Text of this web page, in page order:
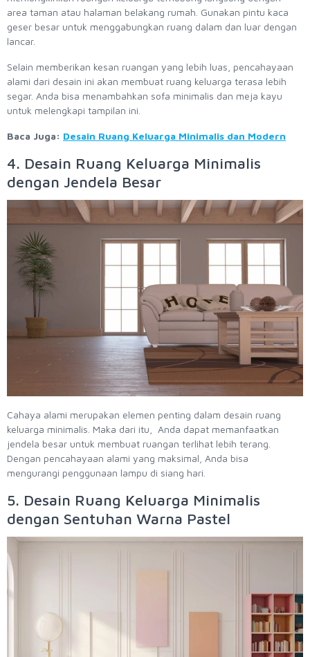
area taman atau halaman belakang rumah. Gunakan pintu kaca
geser besar untuk menggabungkan ruang dalam dan luar dengan
lancar.
Selain memberikan kesan ruangan yang lebih luas, pencahayaan
alami dari desain ini akan membuat ruang keluarga terasa lebih
segar. Anda bisa menambahkan sofa minimalis dan meja kayu
untuk melengkapi tampilan ini.
Baca Juga: Desain Ruang Keluarga Minimalis dan Modern
4. Desain Ruang Keluarga Minimalis
dengan Jendela Besar
Cahaya alami merupakan elemen penting dalam desain ruang
keluarga minimalis. Maka dari itu, Anda dapat memanfaatkan
jendela besar untuk membuat ruangan terlihat lebih terang.
Dengan pencahayaan alami yang maksimal, Anda bisa
mengurangi penggunaan lampu di siang hari.
5. Desain Ruang Keluarga Minimalis
dengan Sentuhan Warna Pastel